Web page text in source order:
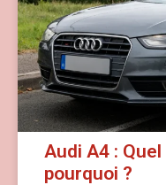
Audi A4 :
pourquoi ?